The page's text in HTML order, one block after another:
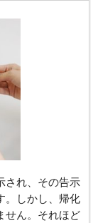
され、その告示
。しかし、帰化
せん。それほど